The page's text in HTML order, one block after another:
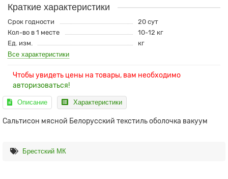
Краткие характеристики
Срок годности
20 сут
Кол-во в 1 месте
10-12 кг
Ед. изм.
кг
Все характеристики
Чтобы увидеть цены на товары, вам необходимо
авторизоваться!
Описание Характеристики
Сальтисон мясной Белорусский текстиль оболочка вакуум
Брестский МК